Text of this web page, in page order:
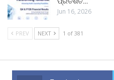
Jun 16, 2026
PREV NEXT 1 of 381